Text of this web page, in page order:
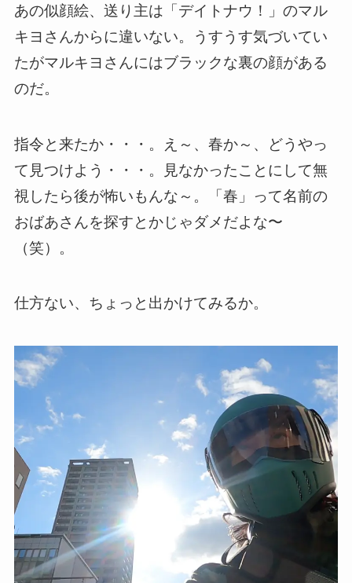
あの似顔絵、送り主は「デイトナウ！」のマル
キヨさんからに違いない。うすうす気づいてい
たがマルキヨさんにはブラックな裏の顔がある
のだ。
指令と来たか・・・。え～、春か～、どうやっ
て見つけよう・・・。見なかったことにして無
視したら後が怖いもんな～。「春」って名前の
おばあさんを探すとかじゃダメだよな〜
（笑）。
仕方ない、ちょっと出かけてみるか。